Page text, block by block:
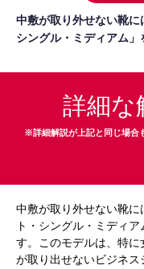
中敷が取り外せない靴に
シングル・ミディアム」
詳細な
※詳細解説が上記と同じ場合
中敷が取り外せない靴に
ト・シングル・ミディ
す。このモデルは、特
が取り出せないビジネス